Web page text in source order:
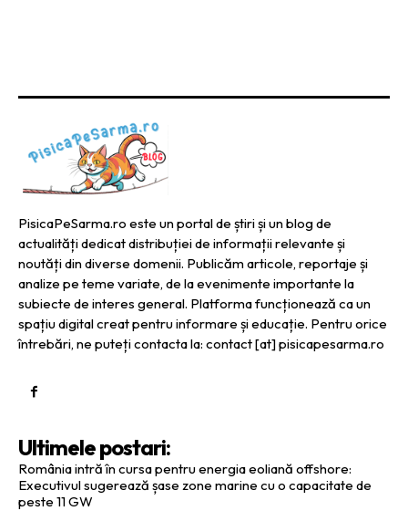
PisicaPeSarma.ro este un portal de știri și un blog de
actualități dedicat distribuției de informații relevante și
noutăți din diverse domenii. Publicăm articole, reportaje și
analize pe teme variate, de la evenimente importante la
subiecte de interes general. Platforma funcționează ca un
spațiu digital creat pentru informare și educație. Pentru orice
întrebări, ne puteți contacta la: contact [at] pisicapesarma.ro
Ultimele postari:
România intră în cursa pentru energia eoliană offshore:
Executivul sugerează șase zone marine cu o capacitate de
peste 11 GW